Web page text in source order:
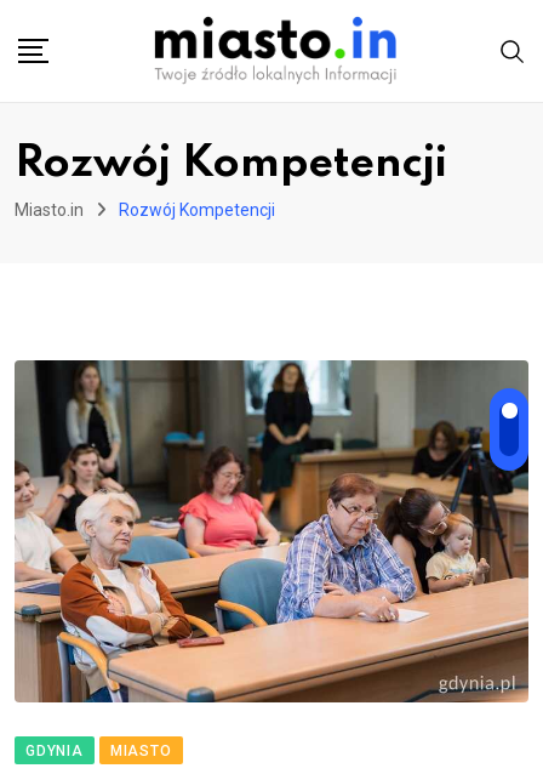
Rozwój Kompetencji
Miasto.in Rozwój Kompetencji
GDYNIA MIASTO